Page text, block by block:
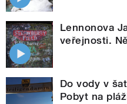
Lennonova
veřejnosti.
Do vody v
Pobyt na